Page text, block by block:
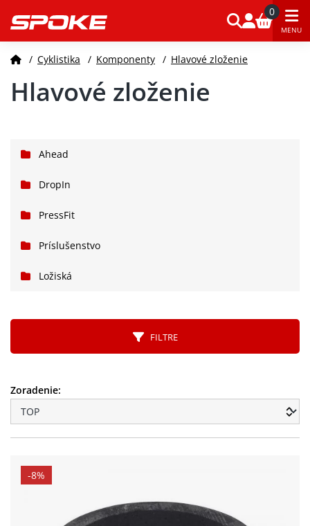
0
MENU
/ Cyklistika / Komponenty / Hlavové zloženie
Hlavové zloženie
Ahead
DropIn
PressFit
Príslušenstvo
Ložiská
FILTRE
Zoradenie:
-8%